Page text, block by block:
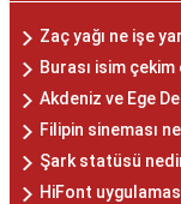
Zaç yağı ne işe
Burası isim çekim
Akdeniz ve Ege
Filipin sineması
Şark statüsü
HiFont